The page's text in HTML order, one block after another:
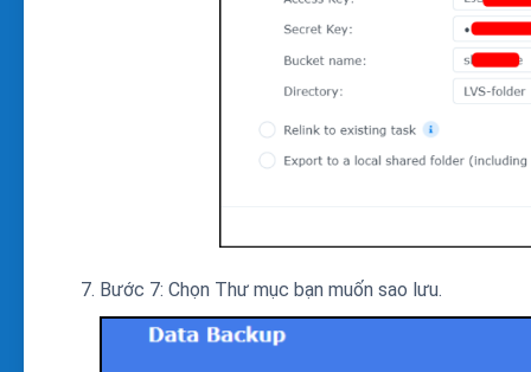
Bước 7: Chọn Thư mục bạn muốn sao lưu.